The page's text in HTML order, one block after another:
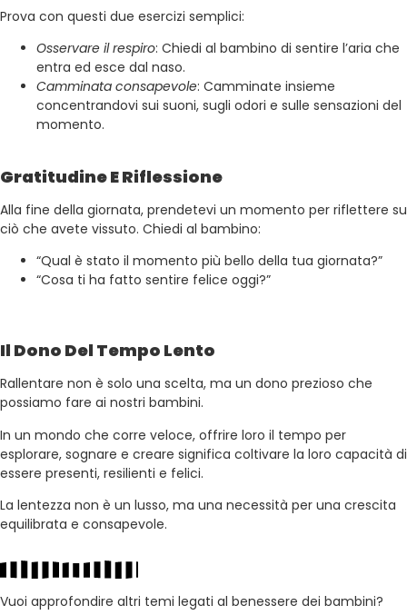
Prova con questi due esercizi semplici:
Osservare il respiro: Chiedi al bambino di sentire l’aria che
entra ed esce dal naso.
Camminata consapevole: Camminate insieme
concentrandovi sui suoni, sugli odori e sulle sensazioni del
momento.
Gratitudine E Riflessione
Alla fine della giornata, prendetevi un momento per riflettere su
ciò che avete vissuto. Chiedi al bambino:
“Qual è stato il momento più bello della tua giornata?”
“Cosa ti ha fatto sentire felice oggi?”
Il Dono Del Tempo Lento
Rallentare non è solo una scelta, ma un dono prezioso che
possiamo fare ai nostri bambini.
In un mondo che corre veloce, offrire loro il tempo per
esplorare, sognare e creare significa coltivare la loro capacità di
essere presenti, resilienti e felici.
La lentezza non è un lusso, ma una necessità per una crescita
equilibrata e consapevole.
Vuoi approfondire altri temi legati al benessere dei bambini?